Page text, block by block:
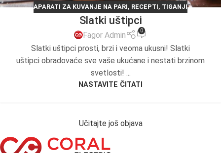
APARATI ZA KUVANJE NA PARI, RECEPTI, TIGANJI
Slatki uštipci
Fagor Admin 0
Slatki uštipci prosti, brzi i veoma ukusni! Slatki
uštipci obradovaće sve vaše ukućane i nestati brzinom
svetlosti! ...
NASTAVITE ČITATI
Učitajte još objava